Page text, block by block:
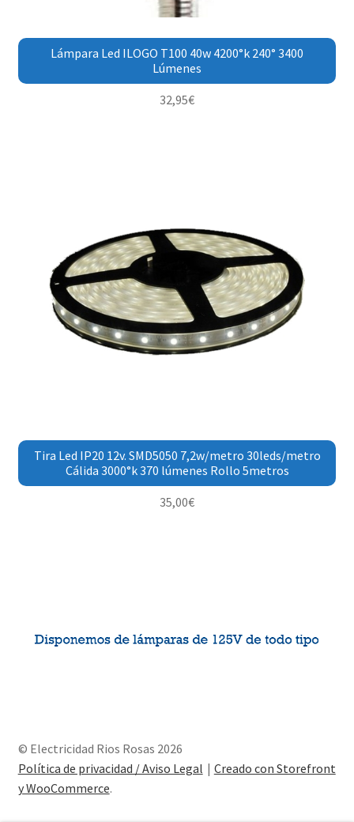
Lámpara Led ILOGO T100 40w 4200°k 240° 3400
Lúmenes
32,95€
Tira Led IP20 12v. SMD5050 7,2w/metro 30leds/metro
Cálida 3000°k 370 lúmenes Rollo 5metros
35,00€
© Electricidad Rios Rosas 2026
Política de privacidad / Aviso Legal
Creado con Storefront
y WooCommerce.